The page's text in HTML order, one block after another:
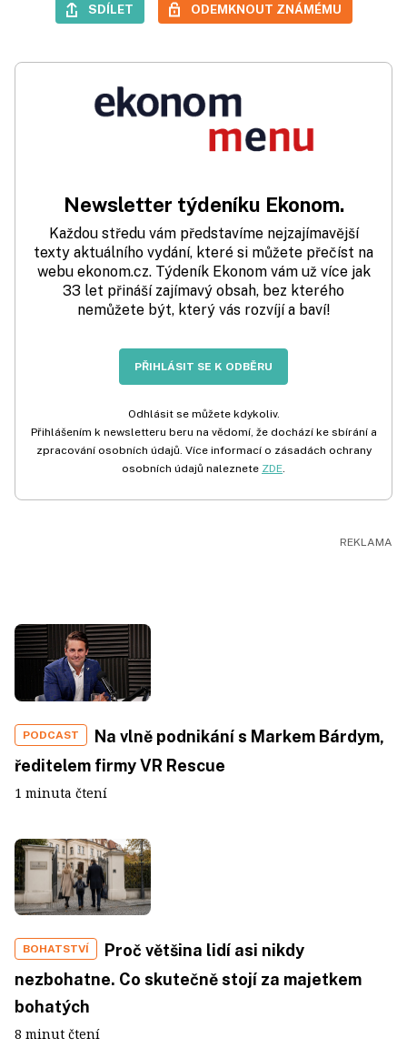
SDÍLET ODEMKNOUT ZNÁMÉMU
Newsletter týdeníku Ekonom.
Každou středu vám představíme nejzajímavější
texty aktuálního vydání, které si můžete přečíst na
webu ekonom.cz. Týdeník Ekonom vám už více jak
33 let přináší zajímavý obsah, bez kterého
nemůžete být, který vás rozvíjí a baví!
PŘIHLÁSIT SE K ODBĚRU
Odhlásit se můžete kdykoliv.
Přihlášením k newsletteru beru na vědomí, že dochází ke sbírání a
zpracování osobních údajů. Více informací o zásadách ochrany
osobních údajů naleznete ZDE.
PODCAST
Na vlně podnikání s Markem Bárdym,
ředitelem firmy VR Rescue
1 minuta čtení
BOHATSTVÍ
Proč většina lidí asi nikdy
nezbohatne. Co skutečně stojí za majetkem
bohatých
8 minut čtení